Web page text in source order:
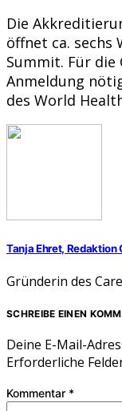
Die
öffnet ca. sechs
Summit. Für die
Anmeldung
des World
Tanja Ehret, Redaktion
Gründerin des
SCHREIBE EINEN
Deine E-Mail-
Erforderliche
Kommentar *